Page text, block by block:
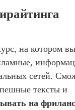
на котором
сетей.
тексты и
на